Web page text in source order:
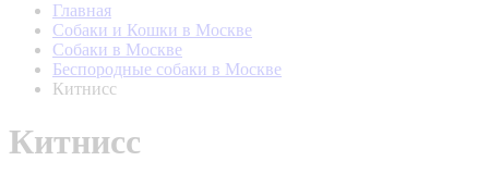
Главная
Собаки и Кошки в Москве
Собаки в Москве
Беспородные собаки в Москве
Китнисс
Китнисс